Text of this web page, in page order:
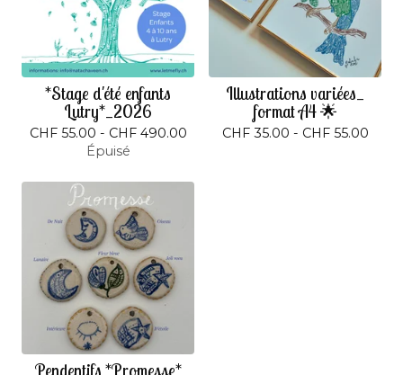
*Stage d'été enfants
Lutry*_2026
CHF55.00 - CHF490.00
Épuisé
Illustrations variées_
format A4 🌟
CHF35.00 - CHF55.00
Pendentifs *Promesse*